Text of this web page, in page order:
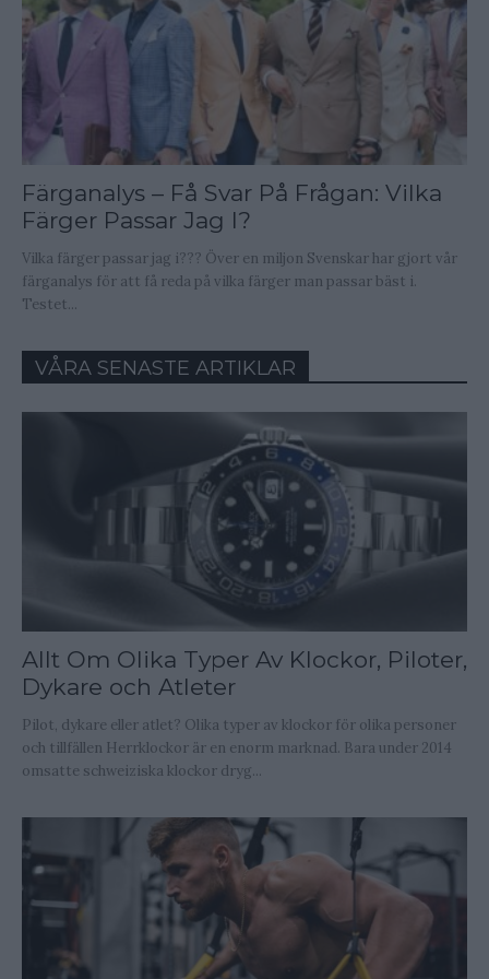
Färganalys – Få Svar På Frågan: Vilka
Färger Passar Jag I?
Vilka färger passar jag i??? Över en miljon Svenskar har gjort vår
färganalys för att få reda på vilka färger man passar bäst i.
Testet...
VÅRA SENASTE ARTIKLAR
Allt Om Olika Typer Av Klockor, Piloter,
Dykare och Atleter
Pilot, dykare eller atlet? Olika typer av klockor för olika personer
och tillfällen Herrklockor är en enorm marknad. Bara under 2014
omsatte schweiziska klockor dryg...